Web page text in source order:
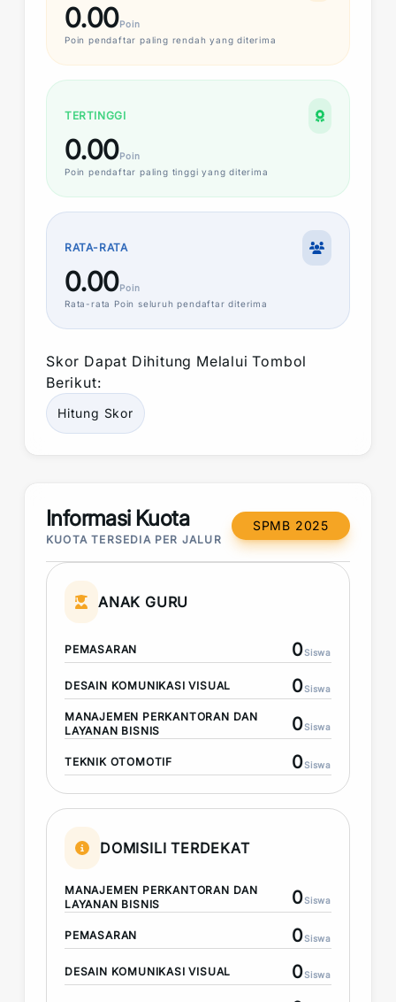
0.00Poin
Poin pendaftar paling rendah yang diterima
TERTINGGI
0.00Poin
Poin pendaftar paling tinggi yang diterima
RATA-RATA
0.00Poin
Rata-rata Poin seluruh pendaftar diterima
Skor Dapat Dihitung Melalui Tombol
Berikut:
Hitung Skor
Informasi Kuota
KUOTA TERSEDIA PER JALUR
SPMB 2025
ANAK GURU
PEMASARAN 0Siswa
DESAIN KOMUNIKASI VISUAL 0Siswa
MANAJEMEN PERKANTORAN DAN
LAYANAN BISNIS
0Siswa
TEKNIK OTOMOTIF 0Siswa
DOMISILI TERDEKAT
MANAJEMEN PERKANTORAN DAN
LAYANAN BISNIS
0Siswa
PEMASARAN 0Siswa
DESAIN KOMUNIKASI VISUAL 0Siswa